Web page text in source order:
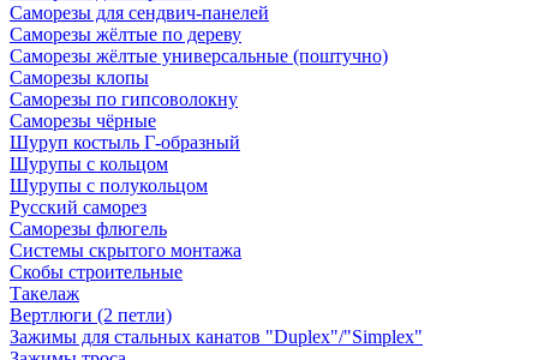
Саморезы для сендвич-панелей
Саморезы жёлтые по дереву
Саморезы жёлтые универсальные (поштучно)
Саморезы клопы
Саморезы по гипсоволокну
Саморезы чёрные
Шуруп костыль Г-образный
Шурупы с кольцом
Шурупы с полукольцом
Русский саморез
Саморезы флюгель
Системы скрытого монтажа
Скобы строительные
Такелаж
Вертлюги (2 петли)
Зажимы для стальных канатов "Duplex"/"Simplex"